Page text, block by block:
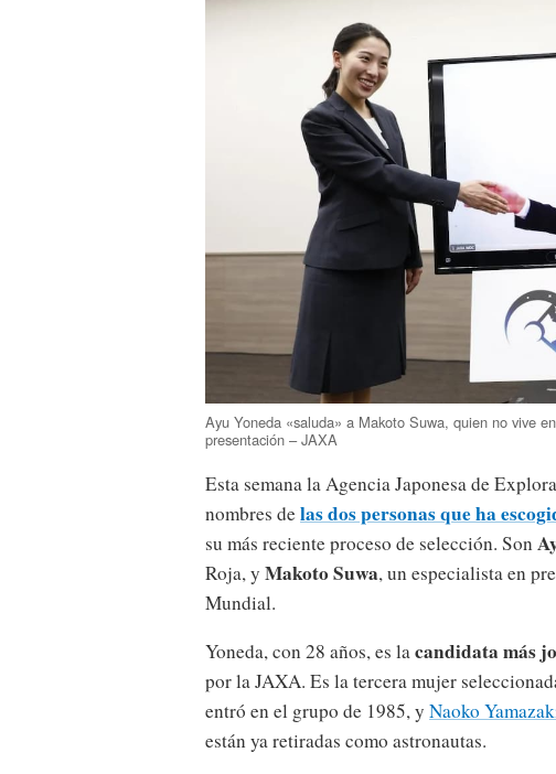
Ayu Yoneda «saluda» a Makoto Suwa, quien no vive
presentación – JAXA
Esta semana la Agencia Japonesa de
nombres delas dos personas que ha
su más reciente proceso de selección. Son
Roja, y Makoto Suwa, un especialista en
Mundial.
Yoneda, con 28 años, es lacandidata más
por la JAXA. Es la tercera mujer
entró en el grupo de 1985, y Naoko
están ya retiradas como astronautas.